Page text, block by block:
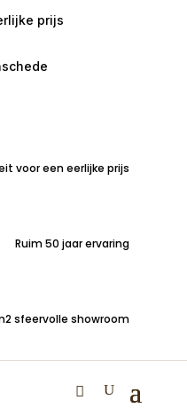
prijs
voor een eerlijke prijs
Ruim 50 jaar ervaring
sfeervolle showroom
set
set Austin naturel